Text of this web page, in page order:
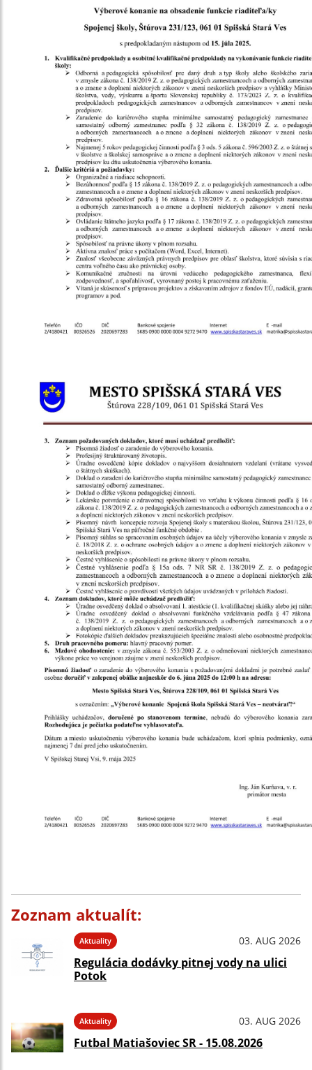
Zoznam aktualít:
Aktuality 03. AUG 2026
Regulácia dodávky pitnej vody na ulici
Potok
Aktuality 03. AUG 2026
Futbal Matiašoviec SR - 15.08.2026